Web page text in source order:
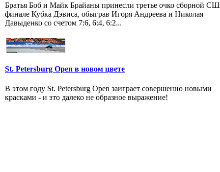
Братья Боб и Майк Брайаны принесли третье очко сборной
финале Кубка Дэвиса, обыграв Игоря Андреева и Николая
Давыденко со счетом 7:6, 6:4, 6:2...
St. Petersburg Open в новом цвете
В этом году St. Petersburg Open заиграет совершенно новыми
красками - и это далеко не образное выражение!